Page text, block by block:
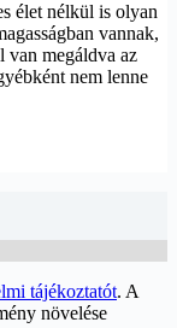
élet nélkül is olyan
vannak,
van megáldva az
nem lenne
tájékoztatót. A
növelése